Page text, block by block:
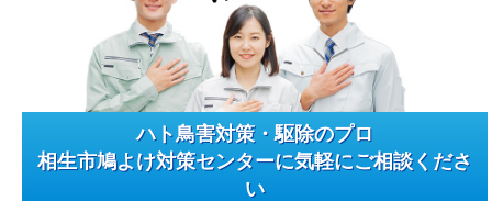
ハト鳥害対策・駆除のプロ
相生市鳩よけ対策センターに気軽にご相談くださ
い